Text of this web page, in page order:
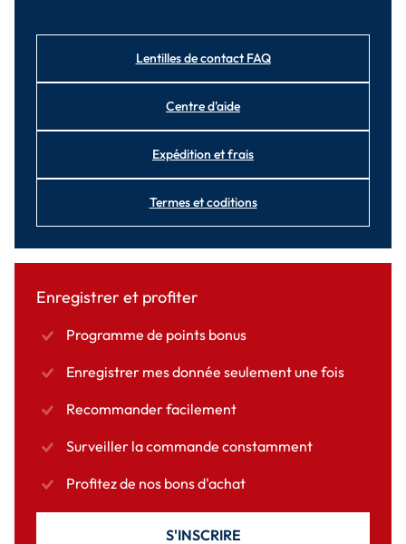
Lentilles de contact FAQ
Centre d'aide
Expédition et frais
Termes et coditions
Enregistrer et profiter
Programme de points bonus
Enregistrer mes donnée seulement une fois
Recommander facilement
Surveiller la commande constamment
Profitez de nos bons d'achat
S'INSCRIRE